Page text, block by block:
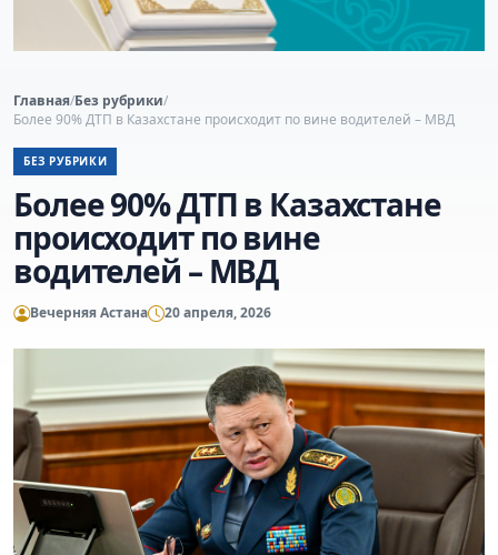
Главная/Без рубрики/
Более 90% ДТП в Казахстане происходит по вине водителей – МВД
БЕЗ РУБРИКИ
Более 90% ДТП в Казахстане
происходит по вине
водителей – МВД
Вечерняя Астана 20 апреля, 2026